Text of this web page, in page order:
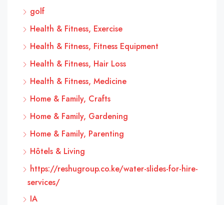
golf
Health & Fitness, Exercise
Health & Fitness, Fitness Equipment
Health & Fitness, Hair Loss
Health & Fitness, Medicine
Home & Family, Crafts
Home & Family, Gardening
Home & Family, Parenting
Hôtels & Living
https://reshugroup.co.ke/water-slides-for-hire-
services/
IA